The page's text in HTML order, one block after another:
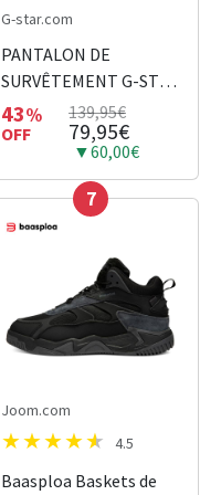
G-star.com
PANTALON DE
SURVÊTEMENT G-STAR
PREMIUM CORE 2.0
VERT
43%
OFF
139,95€
79,95€
▼60,00€
7
Joom.com
4.5
Baasploa Baskets de